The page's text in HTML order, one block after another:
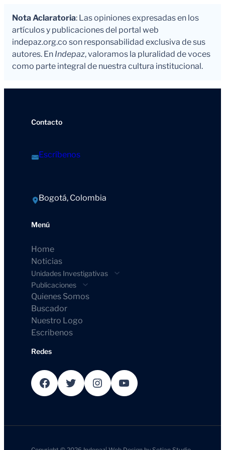
Nota Aclaratoria: Las opiniones expresadas en los
artículos y publicaciones del portal web
indepaz.org.co son responsabilidad exclusiva de sus
autores. En Indepaz, valoramos la pluralidad de voces
como parte integral de nuestra cultura institucional.
Contacto
Escríbenos
Bogotá, Colombia
Menú
Home
Noticias
Unidades Investigativas
Publicaciones
Quienes Somos
Buscador
Nuestro Logo
Escribenos
Redes
Facebook Twitter Instagram YouTube